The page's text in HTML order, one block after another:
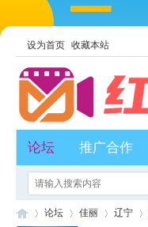
设为首页 收藏本站
论坛 推广合作
论坛 佳丽 辽宁